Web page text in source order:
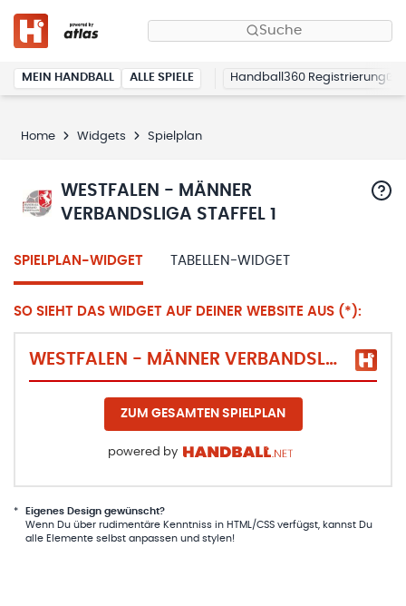
Suche
MEIN HANDBALL ALLE SPIELE Handball360 Registrierung
Home Widgets Spielplan
WESTFALEN - MÄNNER
VERBANDSLIGA STAFFEL 1
SPIELPLAN-WIDGET TABELLEN-WIDGET
SO SIEHT DAS WIDGET AUF DEINER WEBSITE AUS (*):
WESTFALEN - MÄNNER VERBANDSLIGA STAFFEL 1
ZUM GESAMTEN SPIELPLAN
powered by
*
Eigenes Design gewünscht?
Wenn Du über rudimentäre Kenntniss in HTML/CSS verfügst, kannst Du
alle Elemente selbst anpassen und stylen!